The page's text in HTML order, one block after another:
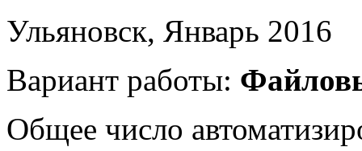
Ульяновск, Январь 2016
Вариант работы:
Общее число